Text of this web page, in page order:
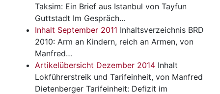
Taksim: Ein Brief aus Istanbul von Tayfun
Guttstadt Im Gespräch…
Inhalt September 2011 Inhaltsverzeichnis BRD
2010: Arm an Kindern, reich an Armen, von
Manfred…
Artikelübersicht Dezember 2014 Inhalt
Lokführerstreik und Tarifeinheit, von Manfred
Dietenberger Tarifeinheit: Defizit im